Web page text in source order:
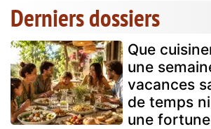
Derniers dossiers
Que
une
vacances
de temps
une